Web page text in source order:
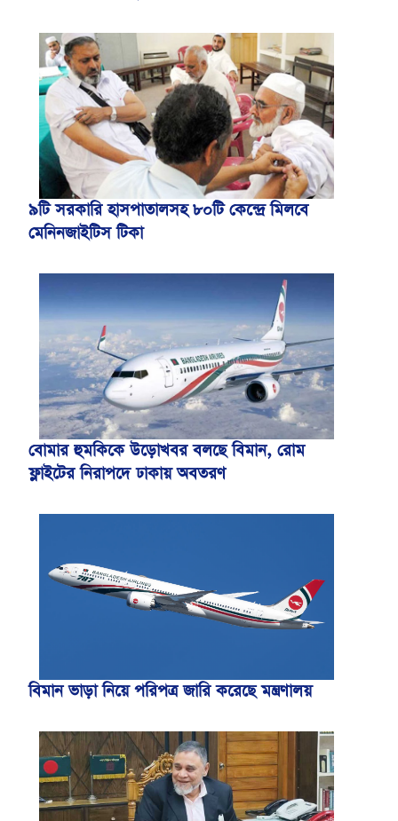
৯টি সরকারি হাসপাতালসহ ৮০টি কেন্দ্রে মিলবে
মেনিনজাইটিস টিকা
বোমার হুমকিকে উড়োখবর বলছে বিমান, রোম
ফ্লাইটের নিরাপদে ঢাকায় অবতরণ
বিমান ভাড়া নিয়ে পরিপত্র জারি করেছে মন্ত্রণালয়